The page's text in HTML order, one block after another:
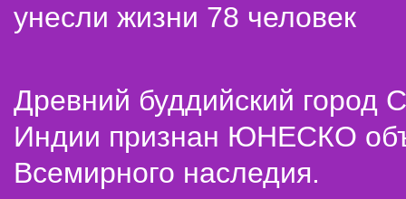
унесли жизни 78 человек
Древний буддийский город
Индии признан ЮНЕСКО
Всемирного наследия.